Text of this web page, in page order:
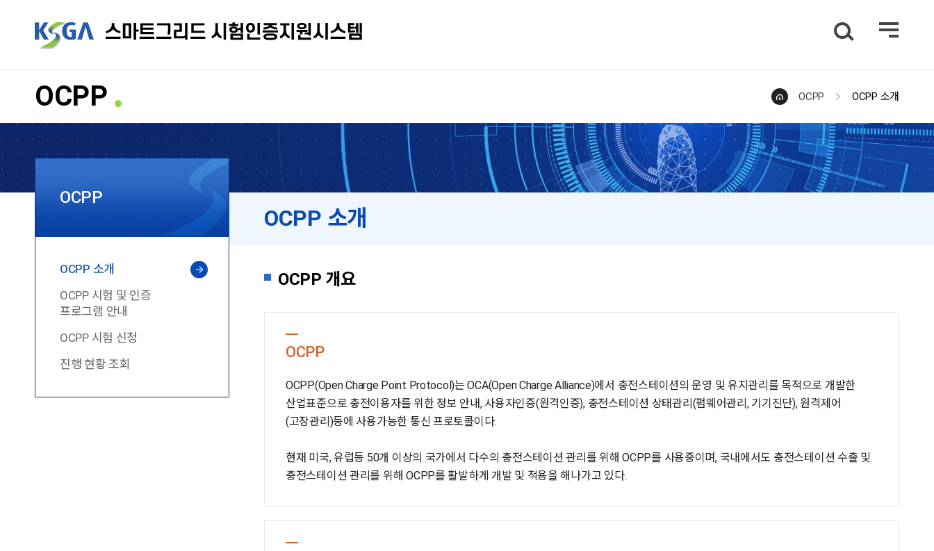
OCPP OCPP OCPP 소개
OCPP
OCPP 소개
OCPP 시험 및 인증
프로그램 안내
OCPP 시험 신청
진행 현황 조회
OCPP 소개
OCPP 개요
OCPP
OCPP(Open Charge Point Protocol)는 OCA(Open Charge Alliance)에서 충전스테이션의 운영 및 유지관리를 목적으로 개발한
산업표준으로 충전이용자를 위한 정보 안내, 사용자인증(원격인증), 충전스테이션 상태관리(펌웨어관리, 기기진단), 원격제어
(고장관리)등에 사용가능한 통신 프로토콜이다.
현재 미국, 유럽등 50개 이상의 국가에서 다수의 충전스테이션 관리를 위해 OCPP를 사용중이며, 국내에서도 충전스테이션 수출 및
충전스테이션 관리를 위해 OCPP를 활발하게 개발 및 적용을 해나가고 있다.